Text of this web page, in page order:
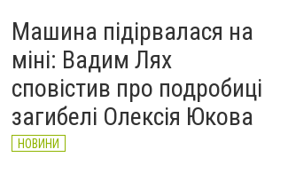
Машина підірвалася на
міні: Вадим Лях
сповістив про подробиці
загибелі Олексія Юкова
НОВИНИ